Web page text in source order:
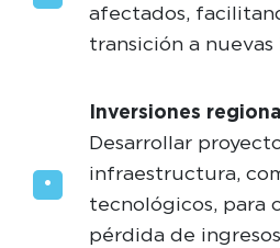
afectados,
transición a
Inversiones
Desarrollar
infraestructura,
tecnológicos, para
pérdida de